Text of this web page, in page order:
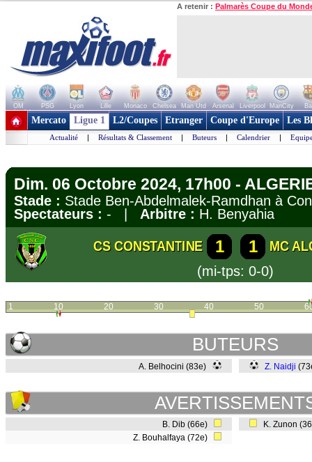
A retenir : Palmarès Coupe du
OM PSG Lyon Lille Monaco Chelsea Man Utd Arsenal Liverpool ManCity
+ de clubs
Mercato Ligue 1 L2/Coupes Etranger Coupe d'Europe Les
Actualité | Résultats & Classement | Buteurs | Calendrier |
Dim. 06 Octobre 2024, 17h00 -
Stade : Stade Ben-Abdelmalek-Ramdhan à
Spectateurs : - | Arbitre : H. Benyahia
CS CONSTANTINE 1 1
MC
(mi-tps: 0-0)
1 10 20 30 40 50
BUTEURS
A. Belhocini (83e) Z. Naidji
B. Dib (66e)
Z. Bouhalfaya (72e)
K. Zunon